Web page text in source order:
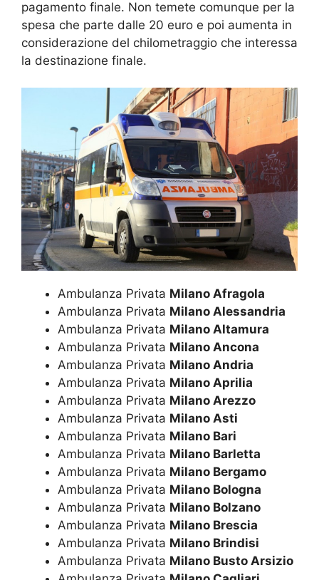
pagamento finale. Non temete comunque per la
spesa che parte dalle 20 euro e poi aumenta in
considerazione del chilometraggio che interessa
la destinazione finale.
Ambulanza Privata Milano Afragola
Ambulanza Privata Milano Alessandria
Ambulanza Privata Milano Altamura
Ambulanza Privata Milano Ancona
Ambulanza Privata Milano Andria
Ambulanza Privata Milano Aprilia
Ambulanza Privata Milano Arezzo
Ambulanza Privata Milano Asti
Ambulanza Privata Milano Bari
Ambulanza Privata Milano Barletta
Ambulanza Privata Milano Bergamo
Ambulanza Privata Milano Bologna
Ambulanza Privata Milano Bolzano
Ambulanza Privata Milano Brescia
Ambulanza Privata Milano Brindisi
Ambulanza Privata Milano Busto Arsizio